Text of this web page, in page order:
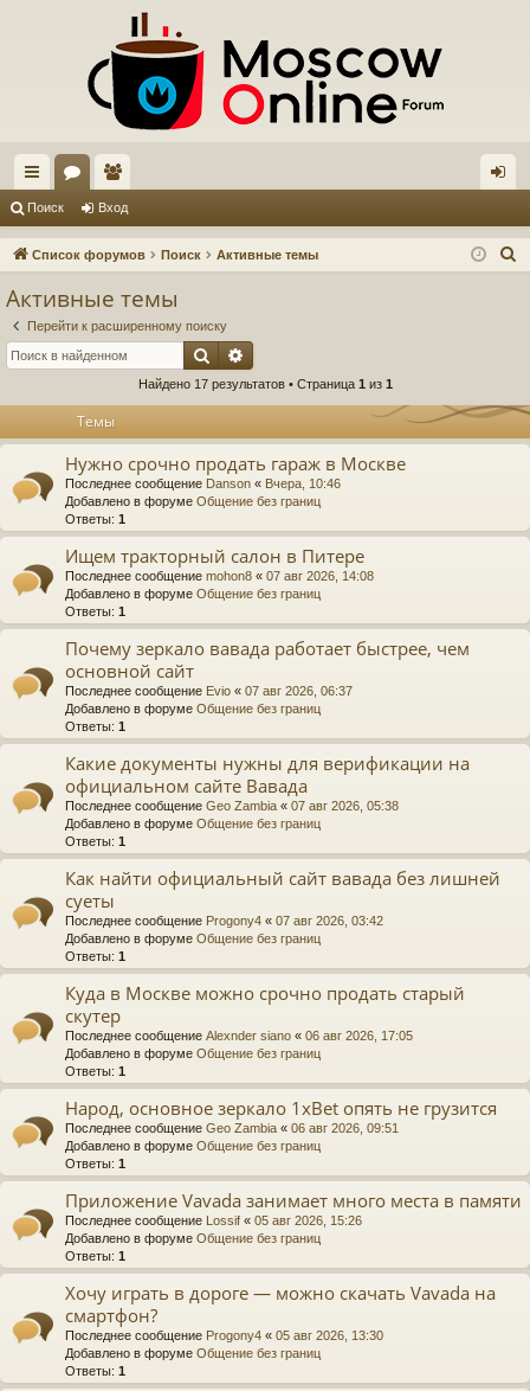
с
ы ум
ол
ьз
ел
д
Поиск Вход
Список форумов Поиск Активные темы
Активные темы
Перейти к расширенному поиску
Поиск
Найдено 17 результатов • Страница 1 из 1
Темы
Нужно срочно продать гараж в Москве
Последнее сообщение Danson « Вчера, 10:46
Добавлено в форуме Общение без границ
Ответы: 1
Ищем тракторный салон в Питере
Последнее сообщение mohon8 « 07 авг 2026, 14:08
Добавлено в форуме Общение без границ
Ответы: 1
Почему зеркало вавада работает быстрее, чем
основной сайт
Последнее сообщение Evio « 07 авг 2026, 06:37
Добавлено в форуме Общение без границ
Ответы: 1
Какие документы нужны для верификации на
официальном сайте Вавада
Последнее сообщение Geo Zambia « 07 авг 2026, 05:38
Добавлено в форуме Общение без границ
Ответы: 1
Как найти официальный сайт вавада без лишней
суеты
Последнее сообщение Progony4 « 07 авг 2026, 03:42
Добавлено в форуме Общение без границ
Ответы: 1
Куда в Москве можно срочно продать старый
скутер
Последнее сообщение Alexnder siano « 06 авг 2026, 17:05
Добавлено в форуме Общение без границ
Ответы: 1
Народ, основное зеркало 1xBet опять не грузится
Последнее сообщение Geo Zambia « 06 авг 2026, 09:51
Добавлено в форуме Общение без границ
Ответы: 1
Приложение Vavada занимает много места в памяти
Последнее сообщение Lossif « 05 авг 2026, 15:26
Добавлено в форуме Общение без границ
Ответы: 1
Хочу играть в дороге — можно скачать Vavada на
смартфон?
Последнее сообщение Progony4 « 05 авг 2026, 13:30
Добавлено в форуме Общение без границ
Ответы: 1